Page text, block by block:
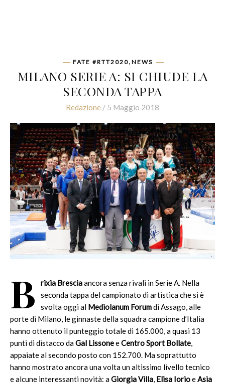
FATE #RTT2020, NEWS
MILANO SERIE A: SI CHIUDE LA
SECONDA TAPPA
Redazione / 5 Maggio 2018
B rixia Bresciaancora senza rivali in Serie A. Nella
seconda tappa del campionato di artistica che si è
svolta oggi al Mediolanum Forumdi Assago, alle
porte di Milano, le ginnaste della squadra campione d’Italia
hanno ottenuto il punteggio totale di 165.000, a quasi 13
punti di distacco daGal LissoneeCentro Sport Bollate,
appaiate al secondo posto con 152.700. Ma soprattutto
hanno mostrato ancora una volta un altissimo livello tecnico
e alcune interessanti novità: aGiorgia Villa, Elisa IorioeAsia